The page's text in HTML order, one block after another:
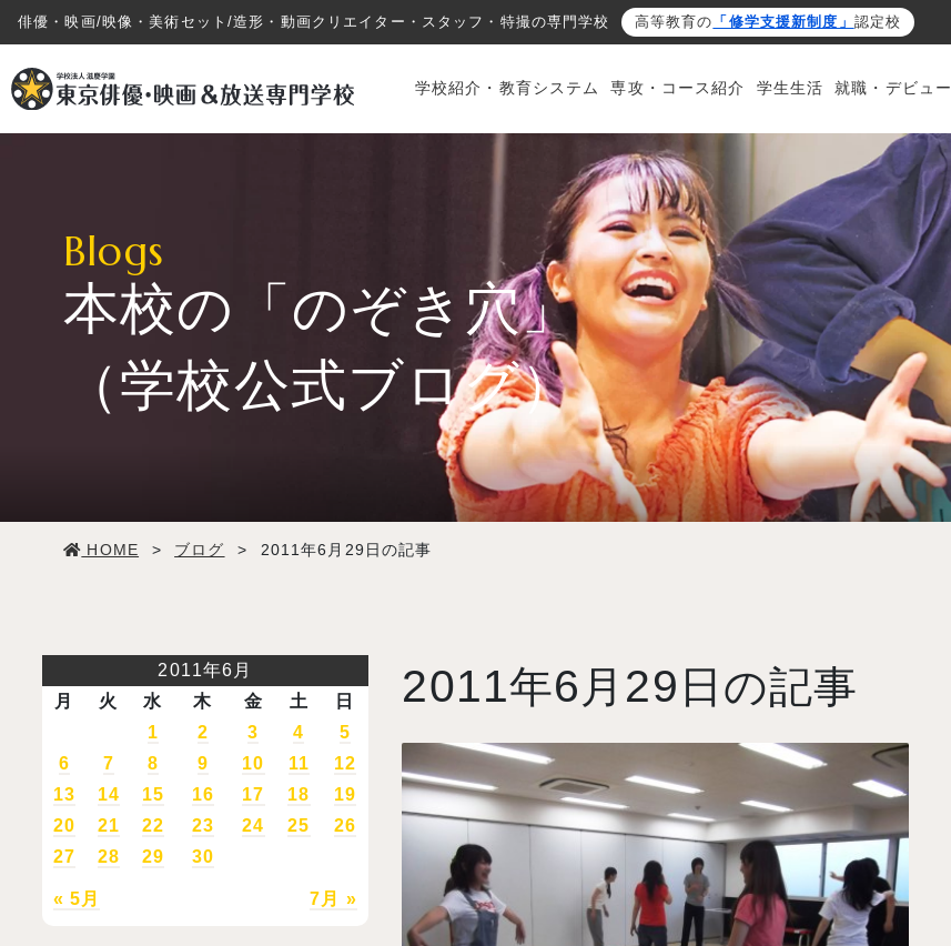
俳優・映画/映像・美術セット/造形・動画クリエイター・スタッフ・特撮の専門学校 高等教育の 「修学支援新制度」 認定校
学校紹介・教育システム 専攻・コース紹介 学生生活 就職・デビュー
専攻・コース紹介
入試案内
オープンキャンパス
訪問者別メニュー
Blogs
本校の「のぞき穴」
（学校公式ブログ）
HOME > ブログ > 2011年6月29日の記事
2011年6 月 29 日の記事
2011年6月
月
火 水 木 金 土 日
« 5月 7月 »
1 2 3 4
5
6
7 8 9 10 11
12
13
14 15 16 17 18
19
20
21 22 23 24 25
26
27
28 29 30